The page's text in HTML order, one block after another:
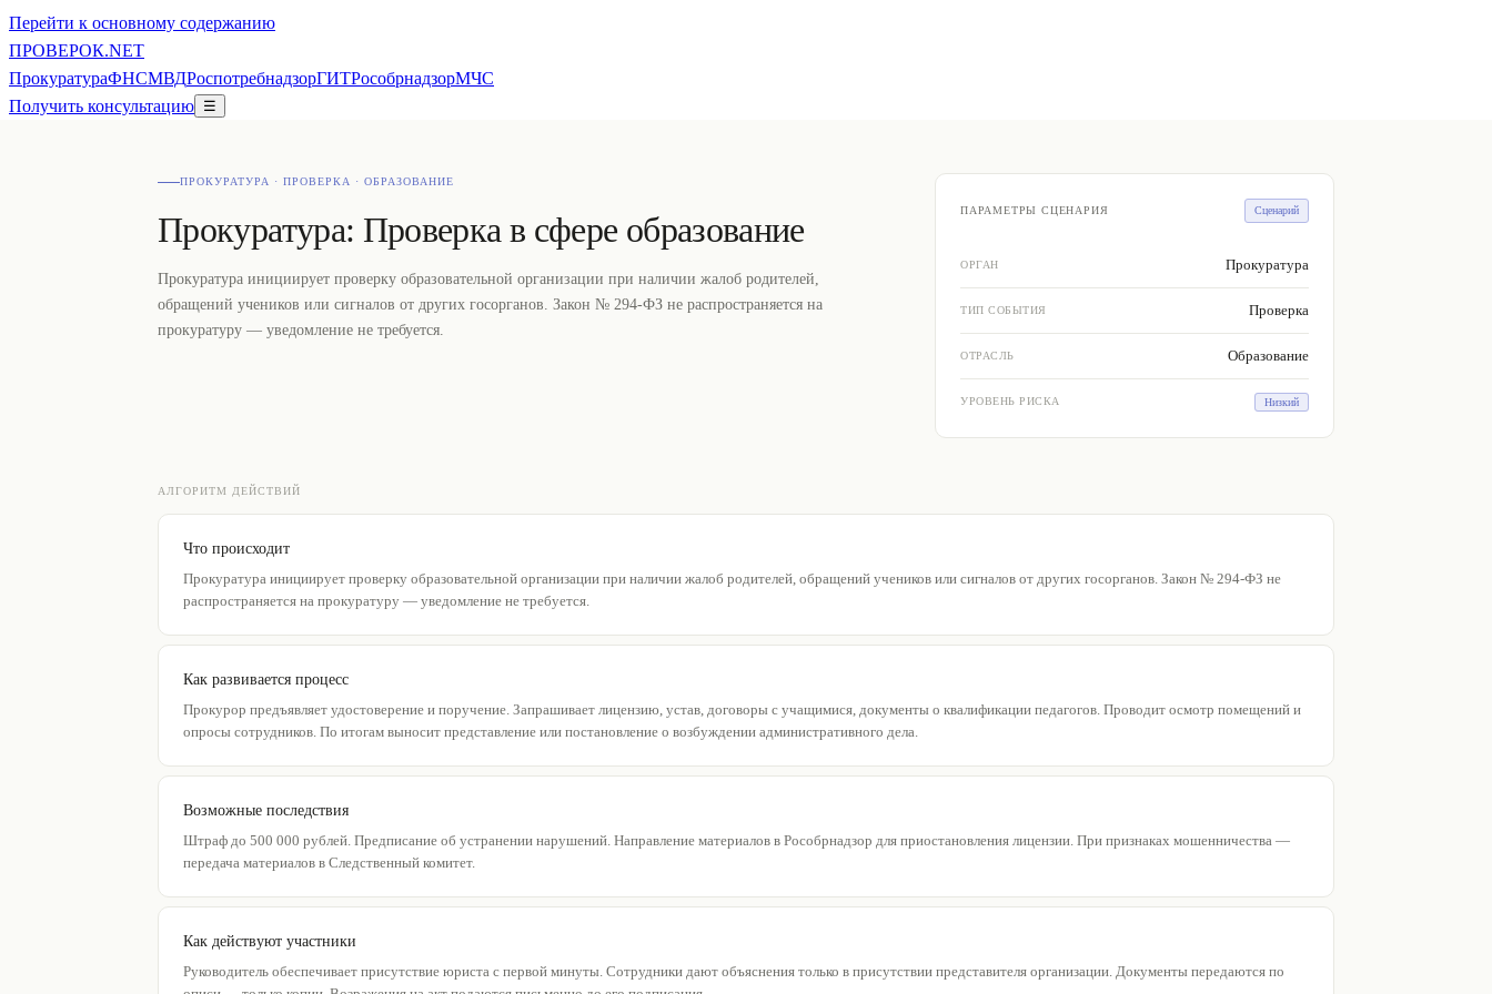
Перейти к основному содержанию
ПРОВЕРОК.NET
ПрокуратураФНСМВДРоспотребнадзорГИТРособрнадзорМЧС
Получить консультацию ☰
ПРОКУРАТУРА · ПРОВЕРКА · ОБРАЗОВАНИЕ
Прокуратура: Проверка в сфере образование
Прокуратура инициирует проверку образовательной организации при наличии жалоб родителей,
обращений учеников или сигналов от других госорганов. Закон № 294-ФЗ не распространяется на
прокуратуру — уведомление не требуется.
ПАРАМЕТРЫ СЦЕНАРИЯ Сценарий
ОРГАН Прокуратура
ТИП СОБЫТИЯ Проверка
ОТРАСЛЬ Образование
УРОВЕНЬ РИСКА Низкий
АЛГОРИТМ ДЕЙСТВИЙ
Что происходит
Прокуратура инициирует проверку образовательной организации при наличии жалоб родителей, обращений учеников или сигналов от других госорганов. Закон № 294-ФЗ не
распространяется на прокуратуру — уведомление не требуется.
Как развивается процесс
Прокурор предъявляет удостоверение и поручение. Запрашивает лицензию, устав, договоры с учащимися, документы о квалификации педагогов. Проводит осмотр помещений и
опросы сотрудников. По итогам выносит представление или постановление о возбуждении административного дела.
Возможные последствия
Штраф до 500 000 рублей. Предписание об устранении нарушений. Направление материалов в Рособрнадзор для приостановления лицензии. При признаках мошенничества —
передача материалов в Следственный комитет.
Как действуют участники
Руководитель обеспечивает присутствие юриста с первой минуты. Сотрудники дают объяснения только в присутствии представителя организации. Документы передаются по